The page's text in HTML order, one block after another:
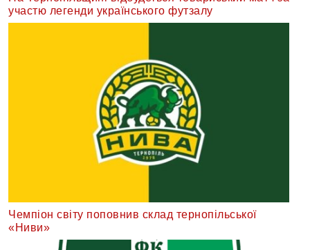
участю легенди українського футзалу
Чемпіон світу поповнив склад тернопільської
«Ниви»